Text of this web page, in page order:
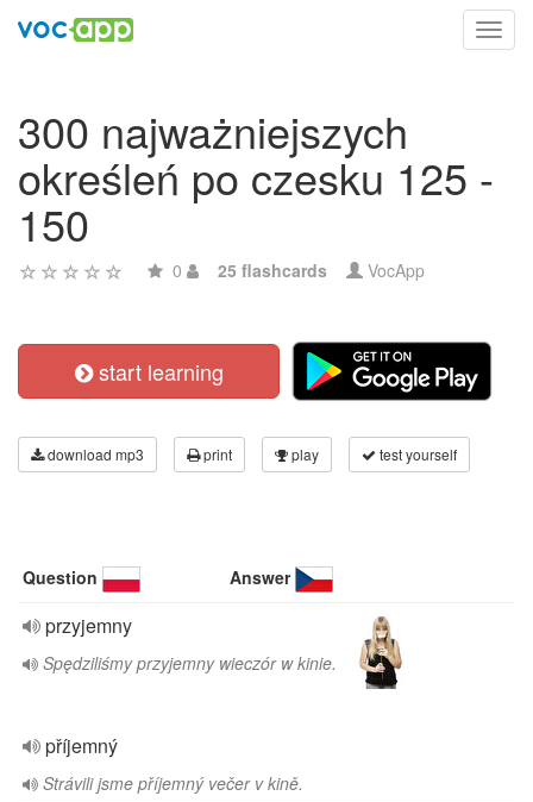
300 najważniejszych
określeń po czesku 125 -
150
0 25 flashcards VocApp
start learning
download mp3 print play test yourself
Question Answer
przyjemny
Spędziliśmy przyjemny wieczór w kinie.
příjemný
Strávili jsme příjemný večer v kině.